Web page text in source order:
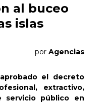
al buceo
islas
por Agencias
el decreto
extractivo,
servicio público en